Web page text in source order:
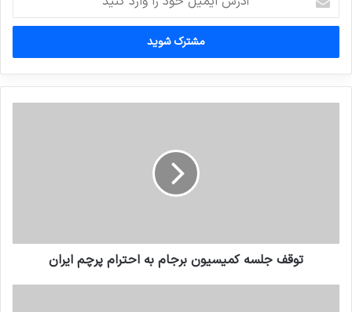
ایمیل
خود
وارد
کنید
توقف جلسه کمیسیون برجام به احترام پرچم ایران